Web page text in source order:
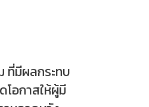
ที่มีผลกระทบ
โอกาสให้ผู้มี